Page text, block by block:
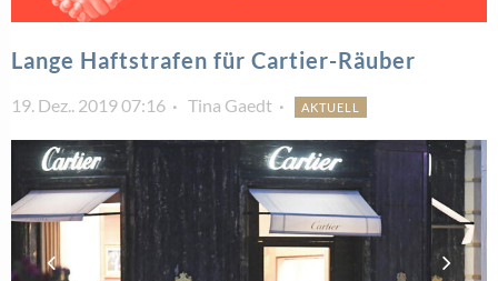
Lange Haftstrafen für Cartier-Räuber
19. Dez.. 2019 07:16 Tina Gaedt AKTUELL